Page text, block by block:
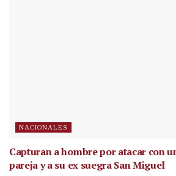
NACIONALES
Capturan a hombre por atacar con
pareja y a su ex suegra San Miguel